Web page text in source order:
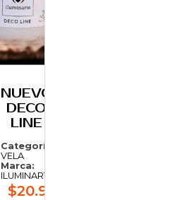
NUEVO
DECO
LINE
Categoría:
VELA
Marca:
ILUMINARTE
$20.912,88